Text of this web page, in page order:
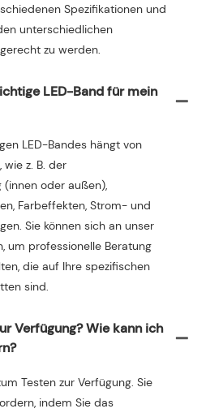
Spezifikationen und
unterschiedlichen
zu werden.
LED-Band für mein
LED-Bandes hängt von
z. B. der
oder außen),
Farbeffekten, Strom- und
Sie können sich an unser
um professionelle Beratung
die auf Ihre spezifischen
sind.
Verfügung? Wie kann ich
Testen zur Verfügung. Sie
indem Sie das